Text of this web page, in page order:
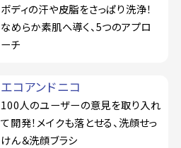
ボディの汗や皮脂をさっぱり洗浄！
なめらか素肌へ導く、5つのアプロ
ーチ
エコアンドニコ
100人のユーザーの意見を取り入れ
て開発！メイクも落とせる、洗顔せっ
けん＆洗顔ブラシ